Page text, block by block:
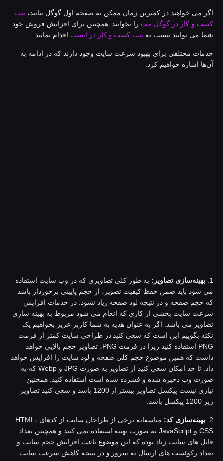
می خواهید در کمترین زمان ممکن به صفحه اول گوگل بیایید،ثبت
و کار در گوگل مپ را بخوانید. همچنین برای افزایش فروش خود
می توانید نسبت بهثبت کسب و کار در اسنپاقدام نمایید.
مختلفی برای بهبود سرعت سایت وجود دارند که در ادامه به
اشاره خواهیم کرد.
بهینه‌سازی تصاویر:به طور کلی تصاویری که در وب سایت استفاده
شود باید ضمن حفظ کیفیت تصویر، از حجم پایینی برخوردار باشد
حجم صفحه و در نتیجه لود صفحه زیاد نشود. در خدمات افزایش
سایت بخشی از کاری که انجام می شود مربوط به بهینه سازی
می باشد. اگر به عنوان هدیه به شما کاربر عزیز بخواهیم یک
بگوییم این است که سعی کنید در طراحی سایت کمتر از فرمت
PNG استفاده کنید زیرا در فرمت PNG، تصاویر حجم بالایی خواهد
که همین موضوع حجم کلی صفحه و لود سایت را افزایش خواهد
داد. تا حد امکان سعی کنید از تصاویر به صورت JPG و Webp که به
وب ذخیره شده و فشرده شده است استفاده کنید. همچنین
نیازی نیست پیکسل تصاویر بیشتر از 1200 باشد و سعی کنید تصاویر
بهینه‌سازی کد:
متاسفانه برخی از طراحان سایت از کد‌های HTML،
CSS و JavaScript به صورت بهینه استفاده نمی کنند و همچنین تعداد
های سایت زیاد بوده که این موضوع باعث افزایش حجم سایت و
رکوئست های ارسال به سرور و در نتیجه کاهش سرعت سایت